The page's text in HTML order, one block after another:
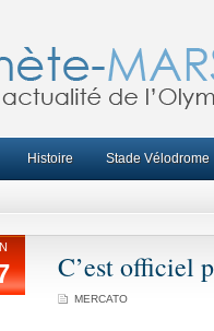
Histoire Stade Vélodrome
C’est officiel
MERCATO